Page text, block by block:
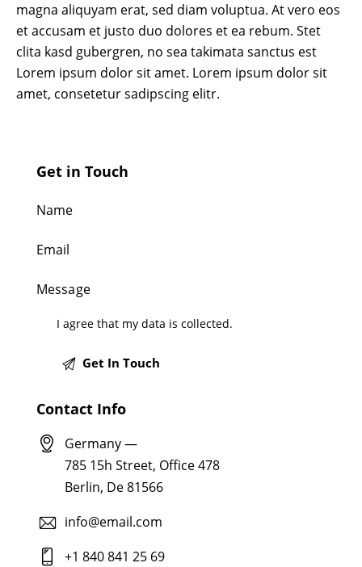
magna aliquyam erat, sed diam voluptua. At vero eos
et accusam et justo duo dolores et ea rebum. Stet
clita kasd gubergren, no sea takimata sanctus est
Lorem ipsum dolor sit amet. Lorem ipsum dolor sit
amet, consetetur sadipscing elitr.
Get in Touch
I agree that my data iscollected.
Contact Info
Germany —
785 15h Street, Office 478
Berlin, De 81566
info@email.com
+1 840 841 25 69